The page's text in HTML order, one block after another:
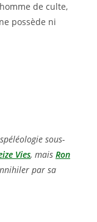
de culte,
ne possède ni
sous-
Vies, mais Ron
par sa